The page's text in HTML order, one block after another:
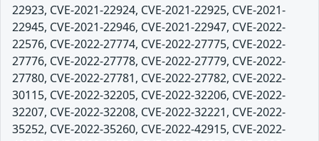
22923, CVE-2021-22924, CVE-2021-22925, CVE-2021-
22945, CVE-2021-22946, CVE-2021-22947, CVE-2022-
22576, CVE-2022-27774, CVE-2022-27775, CVE-2022-
27776, CVE-2022-27778, CVE-2022-27779, CVE-2022-
27780, CVE-2022-27781, CVE-2022-27782, CVE-2022-
30115, CVE-2022-32205, CVE-2022-32206, CVE-2022-
32207, CVE-2022-32208, CVE-2022-32221, CVE-2022-
35252, CVE-2022-35260, CVE-2022-42915, CVE-2022-